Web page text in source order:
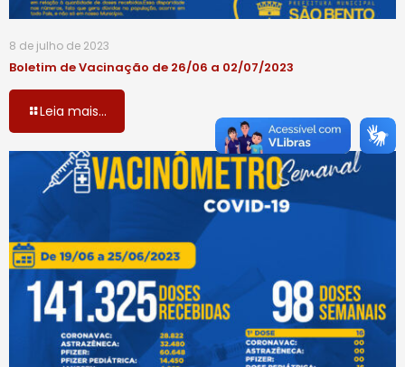
8 de julho de 2023
Boletim de Vacinação de 26/06 a 02/07/2023
Leia mais...